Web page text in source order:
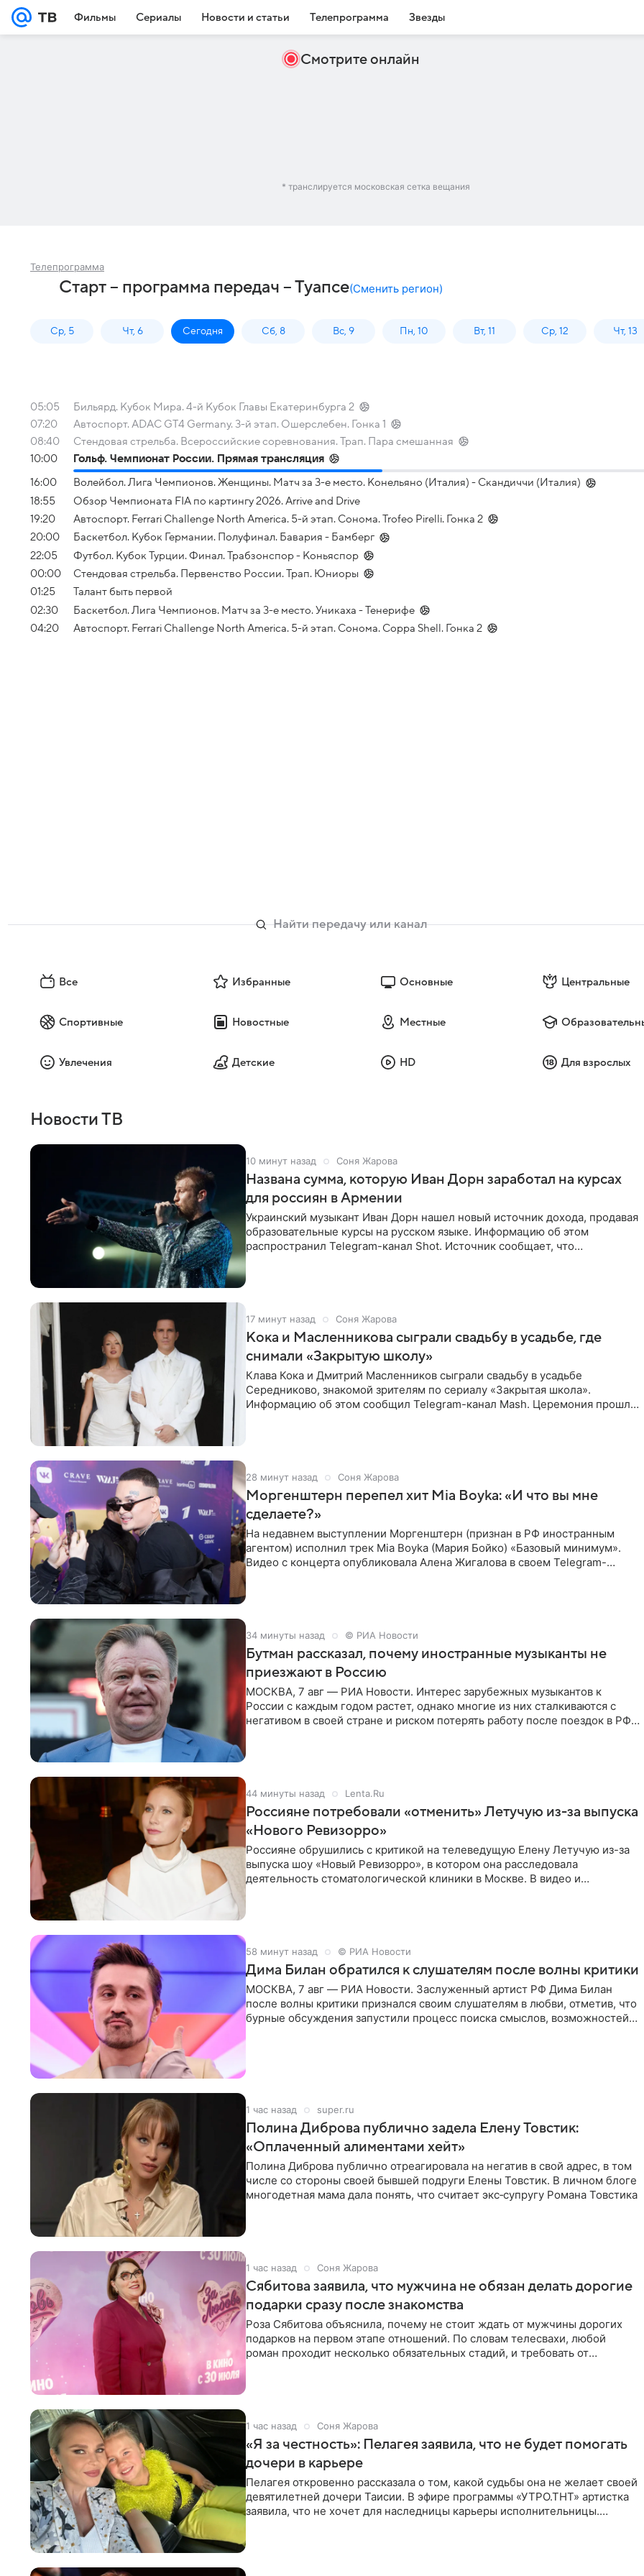
Фильмы Сериалы Новости и статьи Телепрограмма Звезды
Смотрите онлайн
* транслируется московская сетка вещания
Телепрограмма
Старт – программа передач – Туапсе(Сменить регион)
Ср, 5 Чт, 6 Сегодня Сб, 8 Вс, 9 Пн, 10 Вт, 11 Ср, 12 Чт, 13
05:05
Бильярд. Кубок Мира. 4-й Кубок Главы Екатеринбурга 2
07:20
Автоспорт. ADAC GT4 Germany. 3-й этап. Ошерслебен. Гонка 1
08:40
Стендовая стрельба. Всероссийские соревнования. Трап. Пара смешанная
10:00
Гольф. Чемпионат России. Прямая трансляция
16:00
Волейбол. Лига Чемпионов. Женщины. Матч за 3-е место. Конельяно (Италия) - Скандиччи (Италия)
18:55
Обзор Чемпионата FIA по картингу 2026. Arrive and Drive
19:20
Автоспорт. Ferrari Challenge North America. 5-й этап. Сонома. Trofeo Pirelli. Гонка 2
20:00
Баскетбол. Кубок Германии. Полуфинал. Бавария - Бамберг
22:05
Футбол. Кубок Турции. Финал. Трабзонспор - Коньяспор
00:00
Стендовая стрельба. Первенство России. Трап. Юниоры
01:25
Талант быть первой
02:30
Баскетбол. Лига Чемпионов. Матч за 3-е место. Уникаха - Тенерифе
04:20
Автоспорт. Ferrari Challenge North America. 5-й этап. Сонома. Coppa Shell. Гонка 2
Все Избранные Основные Центральные
Спортивные Новостные Местные
Увлечения Детские HD Для взрослых
Новости ТВ
10 минут назад Соня Жарова
Названа сумма, которую Иван Дорн заработал на курсах
для россиян в Армении
Украинский музыкант Иван Дорн нашел новый источник дохода, продавая
образовательные курсы на русском языке. Информацию об этом
распространил Telegram-канал Shot. Источник сообщает, что
17 минут назад Соня Жарова
Кока и Масленникова сыграли свадьбу в усадьбе, где
снимали «Закрытую школу»
Клава Кока и Дмитрий Масленников сыграли свадьбу в усадьбе
Середниково, знакомой зрителям по сериалу «Закрытая школа».
Информацию об этом сообщил Telegram-канал Mash. Церемония прошла
28 минут назад Соня Жарова
Моргенштерн перепел хит Mia Boyka: «И что вы мне
сделаете?»
На недавнем выступлении Моргенштерн (признан в РФ иностранным
агентом) исполнил трек Mia Boyka (Мария Бойко) «Базовый минимум».
Видео с концерта опубликовала Алена Жигалова в своем Telegram-
34 минуты назад © РИА Новости
Бутман рассказал, почему иностранные музыканты не
приезжают в Россию
МОСКВА, 7 авг — РИА Новости. Интерес зарубежных музыкантов к
России с каждым годом растет, однако многие из них сталкиваются с
негативом в своей стране и риском потерять работу после поездок в РФ,
44 минуты назад Lenta.Ru
Россияне потребовали «отменить» Летучую из-за выпуска
«Нового Ревизорро»
Россияне обрушились с критикой на телеведущую Елену Летучую из-за
выпуска шоу «Новый Ревизорро», в котором она расследовала
деятельность стоматологической клиники в Москве. В видео и
58 минут назад © РИА Новости
Дима Билан обратился к слушателям после волны критики
МОСКВА, 7 авг — РИА Новости. Заслуженный артист РФ Дима Билан
после волны критики признался своим слушателям в любви, отметив, что
бурные обсуждения запустили процесс поиска смыслов, возможностей и
1 час назад super.ru
Полина Диброва публично задела Елену Товстик:
«Оплаченный алиментами хейт»
Полина Диброва публично отреагировала на негатив в свой адрес, в том
числе со стороны своей бывшей подруги Елены Товстик. В личном блоге
многодетная мама дала понять, что считает экс‑супругу Романа Товстика
1 час назад Соня Жарова
Сябитова заявила, что мужчина не обязан делать дорогие
подарки сразу после знакомства
Роза Сябитова объяснила, почему не стоит ждать от мужчины дорогих
подарков на первом этапе отношений. По словам телесвахи, любой
роман проходит несколько обязательных стадий, и требовать от
1 час назад Соня Жарова
«Я за честность»: Пелагея заявила, что не будет помогать
дочери в карьере
Пелагея откровенно рассказала о том, какой судьбы она не желает своей
девятилетней дочери Таисии. В эфире программы «УТРО.ТНТ» артистка
заявила, что не хочет для наследницы карьеры исполнительницы.